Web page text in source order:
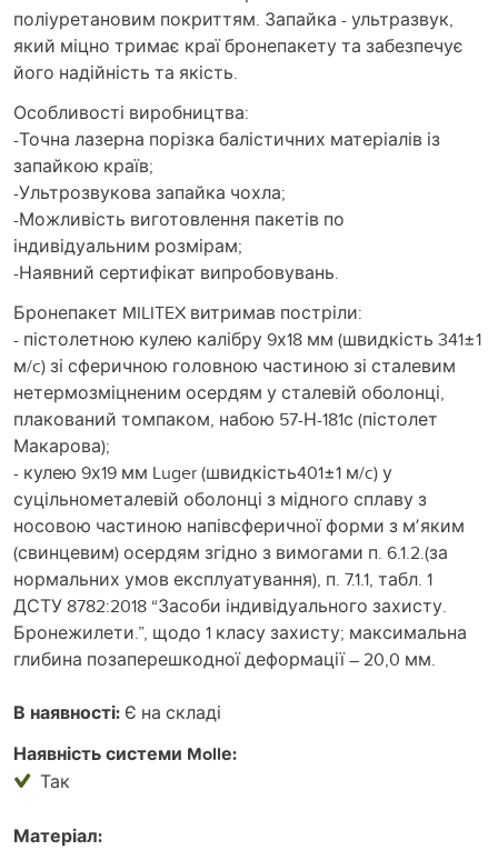
поліуретановим покриттям. Запайка - ультразвук,
який міцно тримає краї бронепакету та забезпечує
його надійність та якість.
Особливості виробництва:
-Точна лазерна порізка балістичних матеріалів із
запайкою країв;
-Ультрозвукова запайка чохла;
-Можливість виготовлення пакетів по
індивідуальним розмірам;
-Наявний сертифікат випробовувань.
Бронепакет MILITEX витримав постріли:
- пістолетною кулею калібру 9х18 мм (швидкість 341±1
м/c) зі сферичною головною частиною зі сталевим
нетермозміцненим осердям у сталевій оболонці,
плакований томпаком, набою 57-Н-181с (пістолет
Макарова);
- кулею 9х19 мм Luger (швидкість401±1 м/c) у
суцільнометалевій оболонці з мідного сплаву з
носовою частиною напівсферичної форми з мʼяким
(свинцевим) осердям згідно з вимогами п. 6.1.2.(за
нормальних умов експлуатування), п. 7.1.1, табл. 1
ДСТУ 8782:2018 “Засоби індивідуального захисту.
Бронежилети.”, щодо 1 класу захисту; максимальна
глибина позаперешкодної деформації – 20,0 мм.
В наявності: Є на складі
Наявність системи Mollе:
Так
Матеріал: